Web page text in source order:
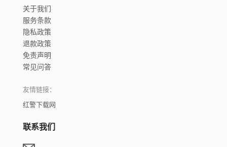
关于我们
服务条款
隐私政策
退款政策
免责声明
常见问答
友情链接：
红警下载网
联系我们